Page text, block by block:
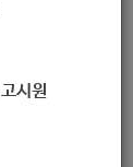
고시원